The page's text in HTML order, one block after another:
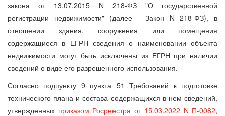
закона от 13.07.2015 N 218-ФЗ "О государственной
регистрации недвижимости" (далее - Закон N 218-ФЗ), в
отношении здания, сооружения или помещения
содержащиеся в ЕГРН сведения о наименовании объекта
недвижимости могут быть исключены из ЕГРН при наличии
сведений о виде его разрешенного использования.
Согласно подпункту 9 пункта 51 Требований к подготовке
технического плана и состава содержащихся в нем сведений,
утвержденных приказом Росреестра от 15.03.2022 N П-0082,